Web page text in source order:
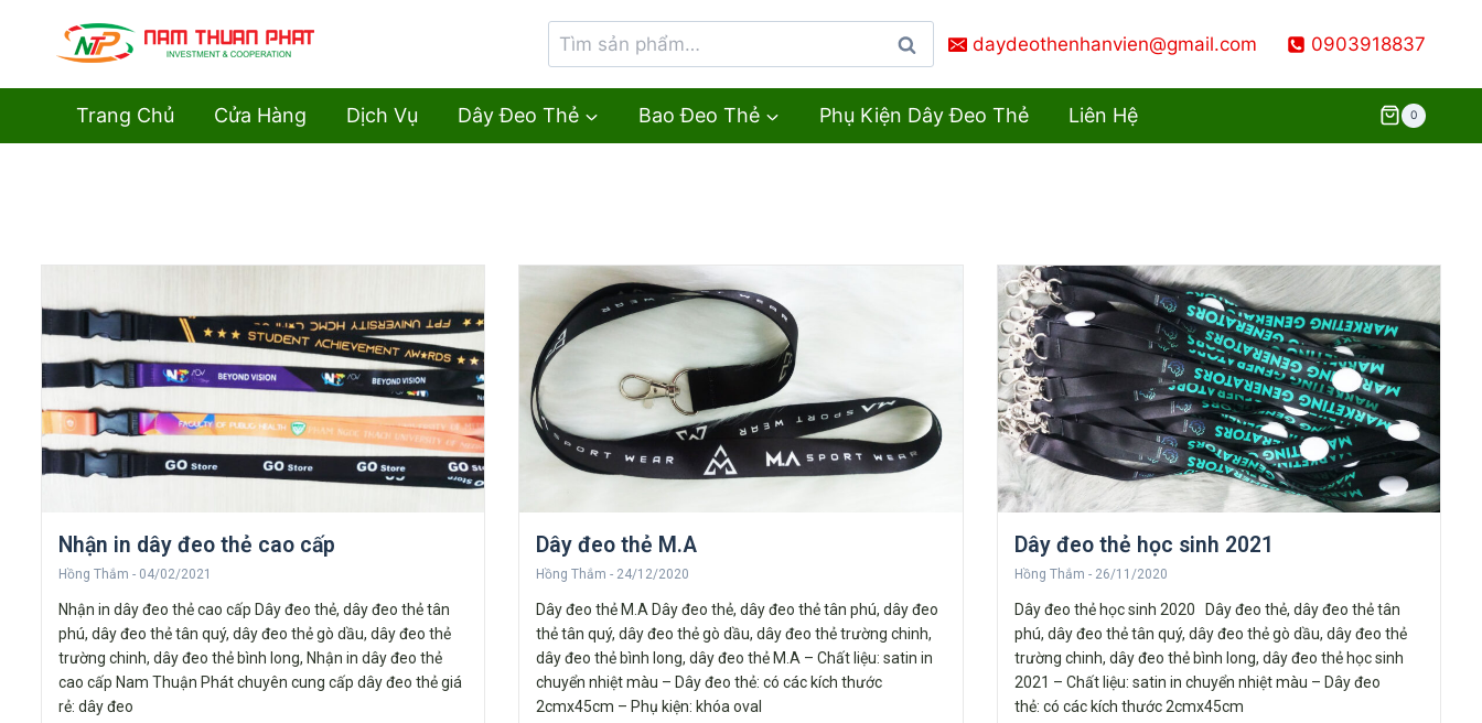
Tìm
kiếm
daydeothenhanvien@gmail.com 0903918837
Trang Chủ Cửa Hàng Dịch Vụ Dây Đeo Thẻ Bao Đeo Thẻ Phụ Kiện Dây Đeo Thẻ Liên Hệ 0
Nhận in dây đeo thẻ cao cấp
Hồng Thắm 04/02/2021
Nhận in dây đeo thẻ cao cấp Dây đeo thẻ, dây đeo thẻ tân
phú, dây đeo thẻ tân quý, dây đeo thẻ gò dầu, dây đeo thẻ
trường chinh, dây đeo thẻ bình long, Nhận in dây đeo thẻ
cao cấp Nam Thuận Phát chuyên cung cấp dây đeo thẻ giá
rẻ: dây đeo
Dây đeo thẻ M.A
Hồng Thắm 24/12/2020
Dây đeo thẻ M.A Dây đeo thẻ, dây đeo thẻ tân phú, dây đeo
thẻ tân quý, dây đeo thẻ gò dầu, dây đeo thẻ trường chinh,
dây đeo thẻ bình long, dây đeo thẻ M.A – Chất liệu: satin in
chuyển nhiệt màu – Dây đeo thẻ: có các kích thước
2cmx45cm – Phụ kiện: khóa oval
Dây đeo thẻ học sinh 2021
Hồng Thắm 26/11/2020
Dây đeo thẻ học sinh 2020 Dây đeo thẻ, dây đeo thẻ tân
phú, dây đeo thẻ tân quý, dây đeo thẻ gò dầu, dây đeo thẻ
trường chinh, dây đeo thẻ bình long, dây đeo thẻ học sinh
2021 – Chất liệu: satin in chuyển nhiệt màu – Dây đeo
thẻ: có các kích thước 2cmx45cm